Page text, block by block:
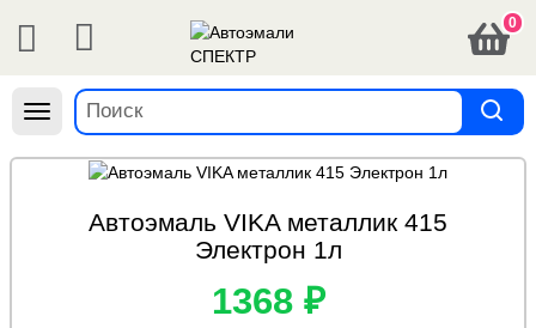
0
Навигация
Автоэмаль VIKA металлик 415
Электрон 1л
1368 ₽